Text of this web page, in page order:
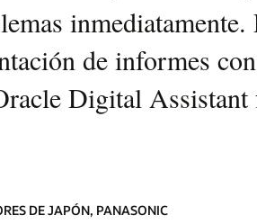
inmediatamente.
de informes
Digital
DE JAPÓN, PANASONIC